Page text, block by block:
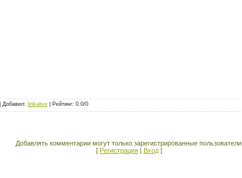
Добавил: lirikalive Рейтинг: 0.0/0
Добавлять комментарии могут только зарегистрированные пользователи.
[ Регистрация | Вход ]